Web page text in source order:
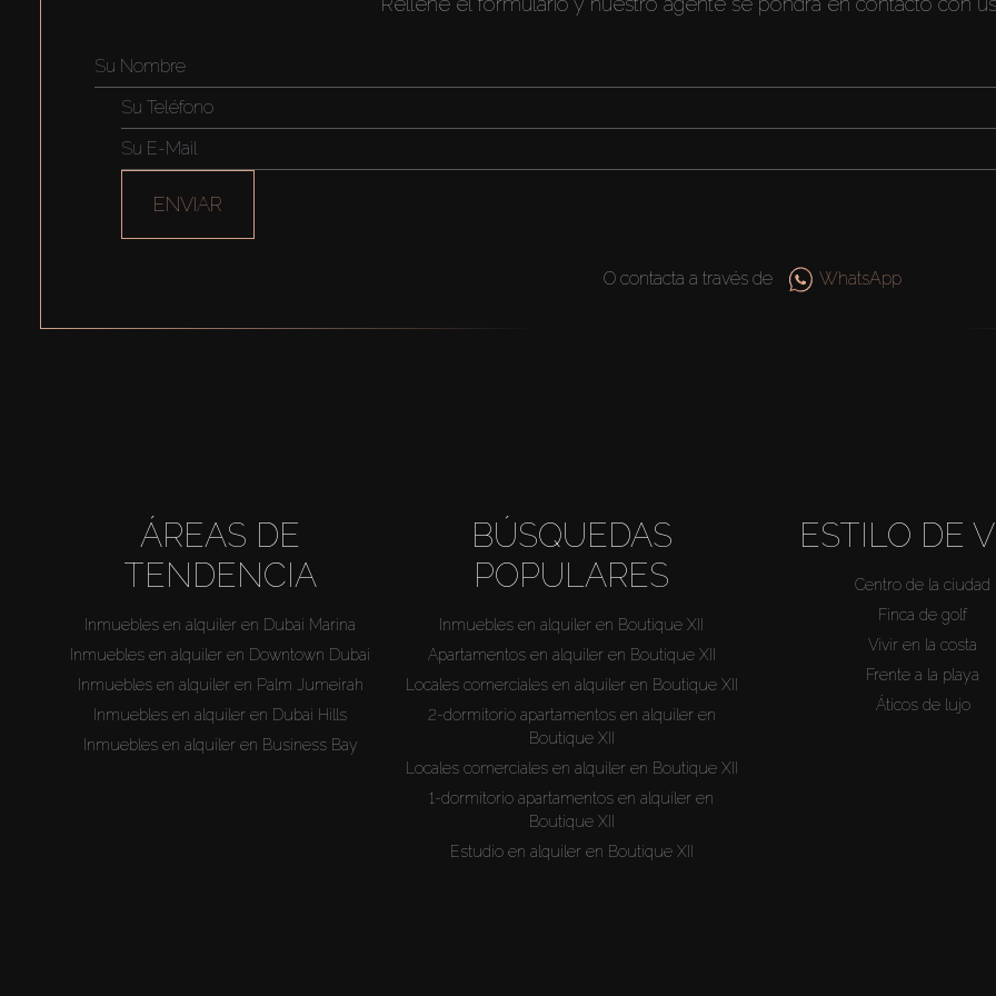
ENVIAR
O contacta a través de WhatsApp
ÁREAS DE
TENDENCIA
Inmuebles en alquiler en Dubai Marina
Inmuebles en alquiler en Downtown Dubai
Inmuebles en alquiler en Palm Jumeirah
Inmuebles en alquiler en Dubai Hills
Inmuebles en alquiler en Business Bay
BÚSQUEDAS
POPULARES
Inmuebles en alquiler en Boutique XII
Apartamentos en alquiler en Boutique XII
Locales comerciales en alquiler en Boutique XII
2-dormitorio apartamentos en alquiler en
Boutique XII
Locales comerciales en alquiler en Boutique XII
1-dormitorio apartamentos en alquiler en
Boutique XII
Estudio en alquiler en Boutique XII
ESTILO DE
Centro de la ciudad
Finca de golf
Vivir en la costa
Frente a la playa
Áticos de lujo